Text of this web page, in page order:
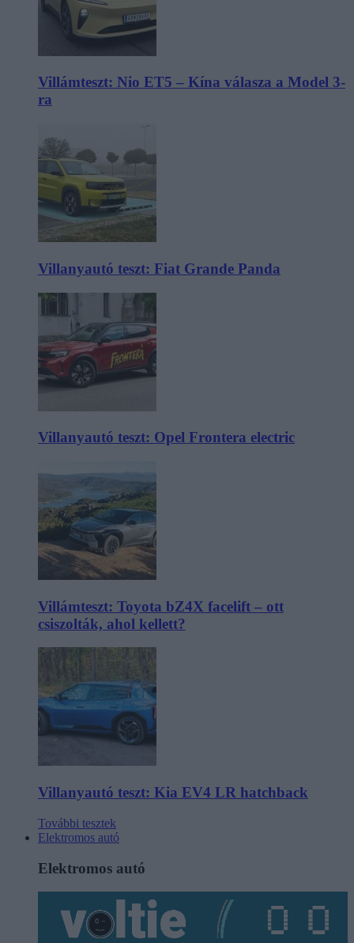
Villámteszt: Nio ET5 – Kína válasza a Model 3-
ra
Villanyautó teszt: Fiat Grande Panda
Villanyautó teszt: Opel Frontera electric
Villámteszt: Toyota bZ4X facelift – ott
csiszolták, ahol kellett?
Villanyautó teszt: Kia EV4 LR hatchback
További tesztek
Elektromos autó
Elektromos autó